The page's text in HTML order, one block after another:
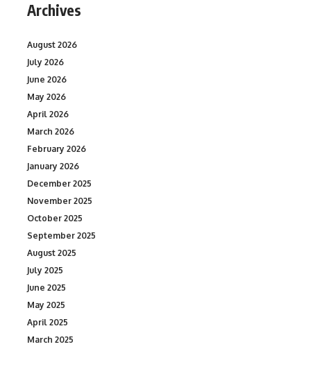
Archives
August 2026
July 2026
June 2026
May 2026
April 2026
March 2026
February 2026
January 2026
December 2025
November 2025
October 2025
September 2025
August 2025
July 2025
June 2025
May 2025
April 2025
March 2025